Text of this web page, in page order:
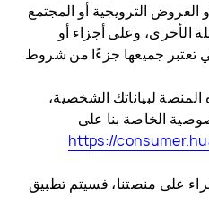
العروض الترويجية أو المجتمع
الأخرى، وعلى أجزاء أو
تعتبر جميعها جزءًا من شروط
لبياناتك الشخصية،
الخاصة بنا على
https://
على منصتنا، فسيتم تطبيق